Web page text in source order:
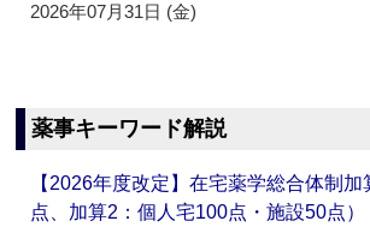
2026年07月31日 (金)
薬事キーワード解説
【2026年度改定】在宅薬学総合体制
点、加算2：個人宅100点・施設50点